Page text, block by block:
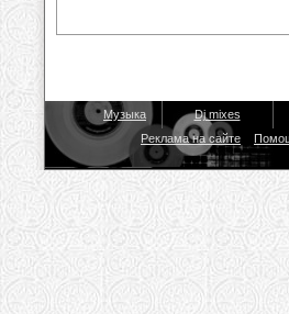
Музыка Dj mixes
Реклама на сайте